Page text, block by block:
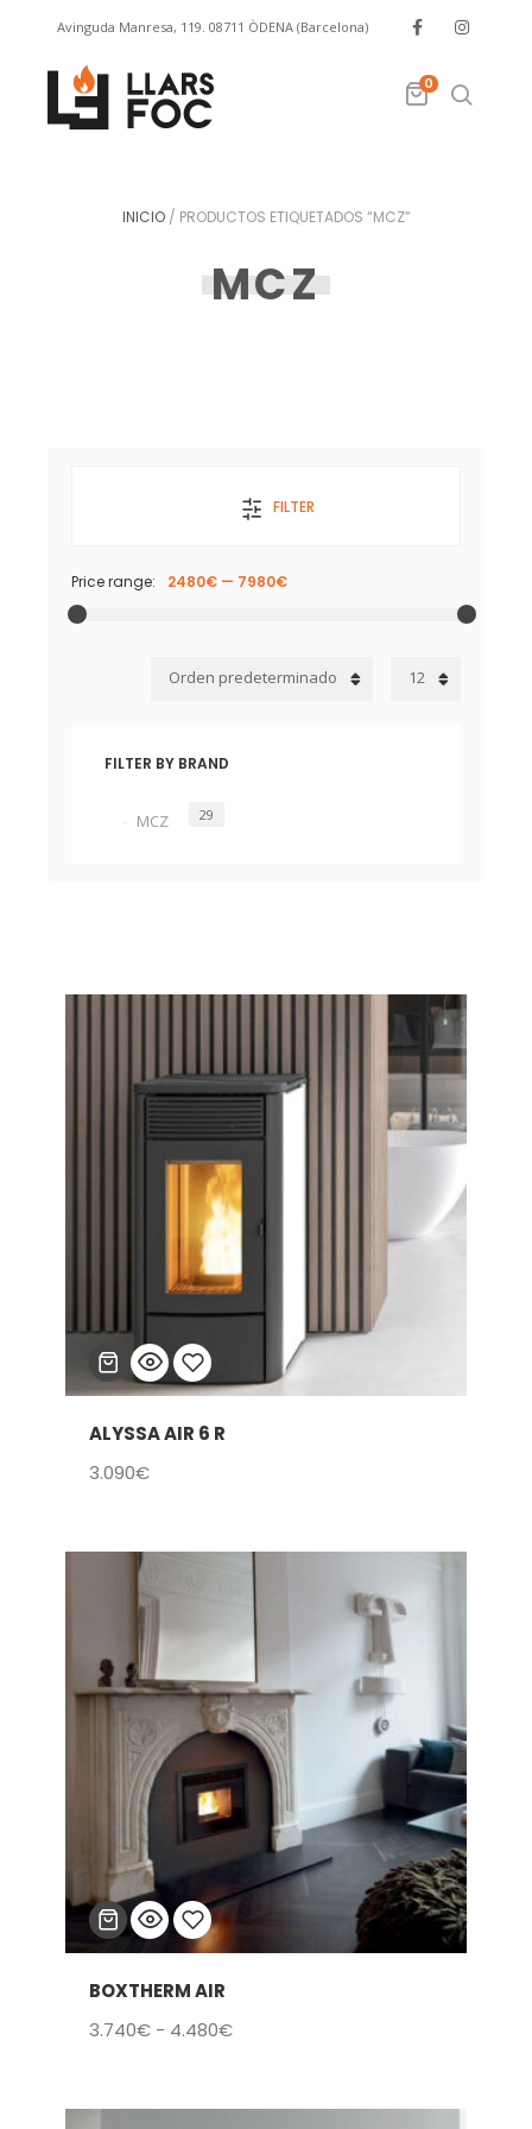
Avinguda Manresa, 119. 08711 ÒDENA (Barcelona)
info@llarsfoc.com 0
INICIO / PRODUCTOS ETIQUETADOS “MCZ”
MCZ
FILTER
Price range: 2480€ — 7980€
12
Orden predeterminado
FILTER BY BRAND
MCZ 29
ALYSSA AIR 6 R
3.090€
Añadir
de
BOXTHERM AIR
3.740€ - 4.480€Rango
desde
Añadir
a la
de